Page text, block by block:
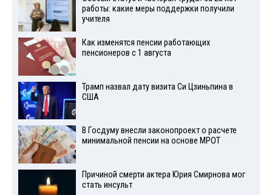
работы: какие меры поддержки получили
учителя
Как изменятся пенсии работающих
пенсионеров с 1 августа
Трамп назвал дату визита Си Цзиньпина в
США
В Госдуму внесли законопроект о расчете
минимальной пенсии на основе МРОТ
Причиной смерти актера Юрия Смирнова мог
стать инсульт